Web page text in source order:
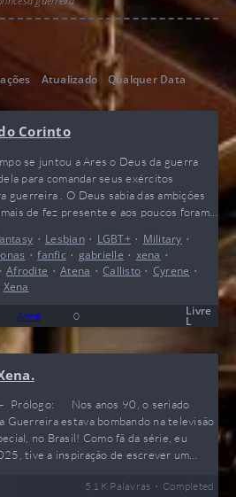
Atualizado Qualquer Data
Corinto
se juntou a Ares o Deus da guerra
para comandar seus exércitos
guerreira . O Deus sabia das ambições
de fez presente e aos poucos foram
da Grécia todos dizem que ela amante
fosse de total verdade eles se
. O Plano de Xena era tomar…
• Lesbian• LGBT+ • Military •
•fanfic • gabrielle • xena •
•Afrodite •Atena •Callisto • Cyrene •
Xena
Anne 0 Livre
L
Prólogo: Nos anos 90, o seriado
Guerreira estava bombando na televisão
no Brasil! Como fã da série, eu
tive a inspiração de escrever um
de tv não retrata – sua ligação
5,1 K Palavras • Completed